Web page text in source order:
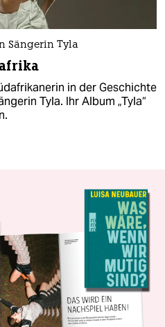
Sängerin Tyla
in der Geschichte
Tyla. Ihr Album „Tyla“